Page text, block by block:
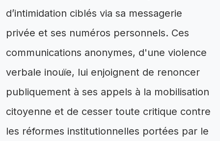
d’intimidation ciblés via sa messagerie
privée et ses numéros personnels. Ces
communications anonymes, d'une violence
verbale inouïe, lui enjoignent de renoncer
publiquement à ses appels à la mobilisation
citoyenne et de cesser toute critique contre
les réformes institutionnelles portées par le